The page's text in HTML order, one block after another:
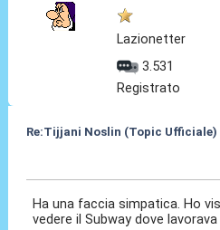
Lazionetter
3.531
Registrato
Re:Tijjani Noslin (Topic Ufficiale)
Ha una faccia simpatica. Ho
vedere il Subway dove